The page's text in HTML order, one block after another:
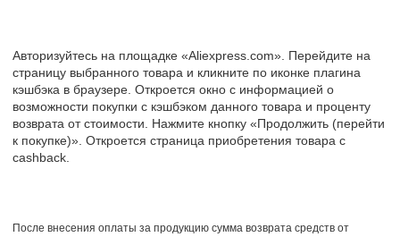
Авторизуйтесь на площадке «Aliexpress.com». Перейдите на
страницу выбранного товара и кликните по иконке плагина
кэшбэка в браузере. Откроется окно с информацией о
возможности покупки с кэшбэком данного товара и проценту
возврата от стоимости. Нажмите кнопку «Продолжить (перейти
к покупке)». Откроется страница приобретения товара с
cashback.
После внесения оплаты за продукцию сумма возврата средств от